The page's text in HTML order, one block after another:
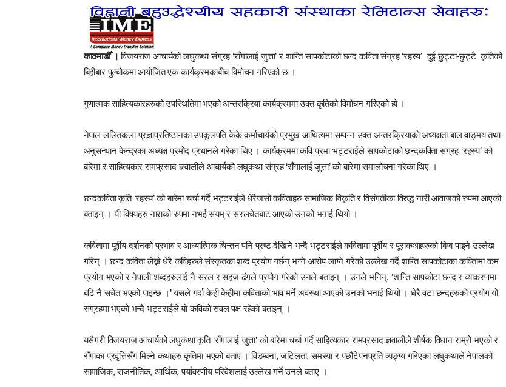
काठमाडौँ । विजयराज आचार्यको लघुकथा संग्रह ‘राँगालाई जुत्ता’ र शान्ति सापकोटाको छन्द कविता संग्रह ‘रहस्य’ दुई छुट्टा-छुट्टै कृतिको
बिहीबार पुल्चोकमा आयोजित एक कार्यक्रमकाबीच विमोचन गरिएको छ ।
गुणात्मक साहित्यकारहरुको उपस्थितिमा भएको अन्तरक्रिया कार्यक्रममा उक्त कृतिको विमोचन गरिएको हो ।
नेपाल ललितकला प्रज्ञाप्रतिष्ठानका उपकूलपति केके कर्माचार्यको प्रमुख आथित्यमा सम्पन्न उक्त अन्तरक्रियाको अध्यक्षता बाल वाङ्मय तथा
अनुसन्धान केन्द्रका अध्यक्ष प्रमोद प्रधानले गरेका थिए । कार्यक्रममा कवि प्रभा भट्टराईले सापकोटाको छन्दकविता संग्रह ‘रहस्य’ को
बारेमा र साहित्यकार रामप्रसाद ज्ञवालीले आचार्यको लघुकथा संग्रह ‘राँगालाई जुत्ता’ को बारेमा समालोचना गरेका थिए ।
छन्दकविता कृति ‘रहस्य’ को बारेमा चर्चा गर्दै भट्टराईले धेरैजसो कविताहरु सामाजिक विकृति र विसंगतीका विरुद्ध नारी आवाजको रुपमा आएको
बताइन् । यी विषयहरु नाराको रुपमा नभई संयम् र सरलचेतबाट आएको उनको भनाई थियो ।
कवितामा पूर्वीय दर्शनको प्रभाव र आध्यात्मिक चिन्तन पनि प्रष्ट देखिने भन्दै भट्टराईले कवितामा पूर्वीय र पूराकथाहरुको बिम्ब पाइने उल्लेख
गरिन् । छन्द कविता लेख्ने धेरै कविहरुले संस्कृतका शब्द प्रयोग गर्छन् भन्ने आरोप लाग्ने गरेको उल्लेख गर्दै शान्ति सापकोटाका कवितामा कम
प्रयोग भएको र नेपाली शब्दहरुलाई नै सरल र सहज ढंगले प्रयोग गरेको उनले बताइन् । उनले भनिन्, ‘शान्ति सापकोटा छन्द र व्याकरणमा
बढि नै सचेत भएको पाइन्छ ।’ यसले गर्दा केही केहीमा कविताको भाव मर्ने अवस्था आएको उनको भनाई थियो । धेरै वटा छन्दहरुको प्रयोग यो
संग्रहमा भएको भन्दै भट्टराईले यो कविको सवल पक्ष रहेको बताइन् ।
यसैगरी विजयराज आचार्यको लघुकथा कृति ‘राँगालाई जुत्ता’ को बारेमा चर्चा गर्दै साहित्यकार रामप्रसाद ज्ञवालीले शीर्षक विधान राम्रो भएको र
राँगाका प्रवृत्तिसँग मिल्ने कथाहरु कृतिमा भएको बताए । विडम्बना, जटिलता, समस्या र पछौटेपनप्रति व्यङ्ग्य गरिएका लघुकथाले नेपालको
सामाजिक, राजनीतिक, आर्थिक, पर्यावरणीय परिवेशलाई उल्लेख गर्ने उनले बताए ।